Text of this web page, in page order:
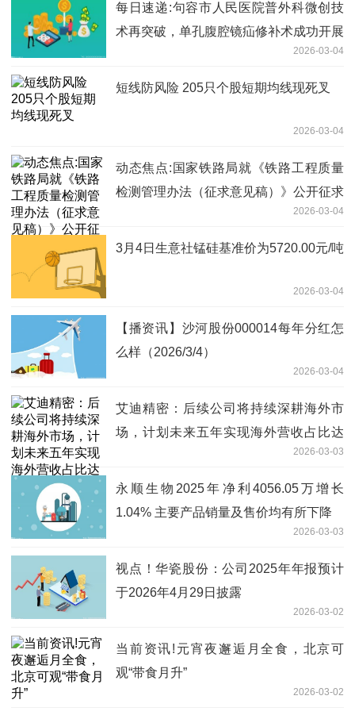
每日速递:句容市人民医院普外科微创技
术再突破，单孔腹腔镜疝修补术成功开展
2026-03-04
短线防风险 205只个股短期均线现死叉
2026-03-04
动态焦点:国家铁路局就《铁路工程质量
检测管理办法（征求意见稿）》公开征求
2026-03-04
3月4日生意社锰硅基准价为5720.00元/吨
2026-03-04
【播资讯】沙河股份000014每年分红怎
么样（2026/3/4）
2026-03-04
艾迪精密：后续公司将持续深耕海外市
场，计划未来五年实现海外营收占比达
50%，打造成为业绩增长的核心引擎2026-03-03
永顺生物2025年净利4056.05万增长
1.04% 主要产品销量及售价均有所下降
2026-03-03
视点！华瓷股份：公司2025年年报预计
于2026年4月29日披露
2026-03-02
当前资讯!元宵夜邂逅月全食，北京可
观“带食月升”
2026-03-02